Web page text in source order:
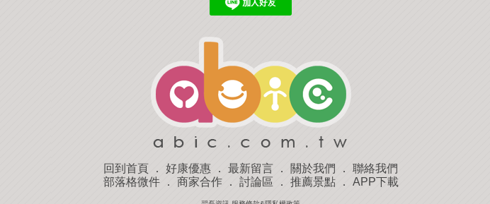
回到首頁 ． 好康優惠 ． 最新留言 ． 關於我們 ． 聯絡我們
部落格微件． 商家合作． 討論區 ． 推薦景點． APP下載